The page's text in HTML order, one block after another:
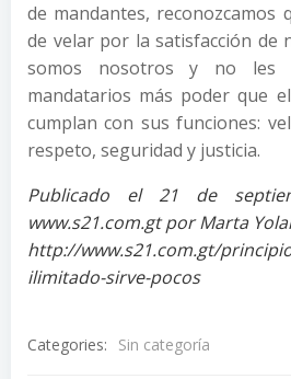
de mandantes, reconozcamos
de velar por la satisfacción de
somos nosotros y no les
mandatarios más poder que
cumplan con sus funciones:
respeto, seguridad y justicia.
Publicado el 21 de
www.s21.com.gt por Marta
http://www.s21.com.gt/
ilimitado-sirve-pocos
Categories: Sin categoría